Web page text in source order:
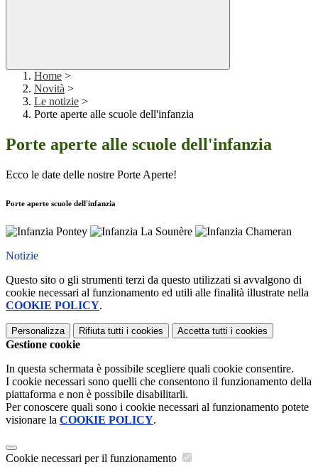
Home >
Novità >
Le notizie >
Porte aperte alle scuole dell'infanzia
Porte aperte alle scuole dell'infanzia
Ecco le date delle nostre Porte Aperte!
Porte aperte scuole dell'infanzia
Notizie
Questo sito o gli strumenti terzi da questo utilizzati si avvalgono di
cookie necessari al funzionamento ed utili alle finalità illustrate nella
COOKIE POLICY.
Personalizza Rifiuta tutti i cookies Accetta tutti i cookies
Gestione cookie
In questa schermata è possibile scegliere quali cookie consentire.
I cookie necessari sono quelli che consentono il funzionamento della
piattaforma e non è possibile disabilitarli.
Per conoscere quali sono i cookie necessari al funzionamento potete
visionare la COOKIE POLICY.
Cookie necessari per il funzionamento